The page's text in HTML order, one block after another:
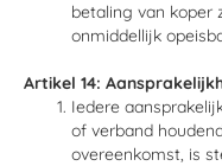
betaling van koper
onmiddellijk
Artikel 14:
Iedere
of verband
overeenkomst, is